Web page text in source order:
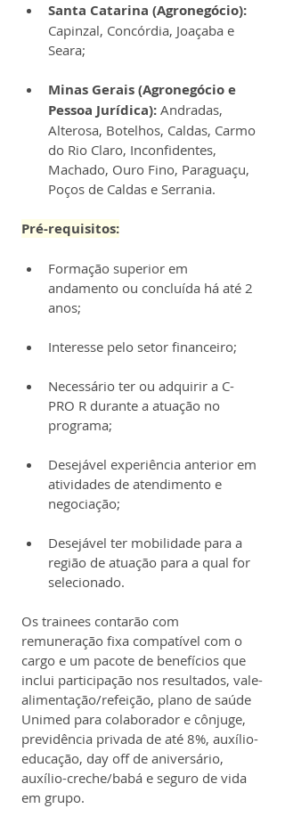
Santa Catarina (Agronegócio):
Capinzal, Concórdia, Joaçaba e
Seara;
Minas Gerais (Agronegócio e
Pessoa Jurídica): Andradas,
Alterosa, Botelhos, Caldas, Carmo
do Rio Claro, Inconfidentes,
Machado, Ouro Fino, Paraguaçu,
Poços de Caldas e Serrania.
Pré-requisitos:
Formação superior em
andamento ou concluída há até 2
anos;
Interesse pelo setor financeiro;
Necessário ter ou adquirir a C-
PRO R durante a atuação no
programa;
Desejável experiência anterior em
atividades de atendimento e
negociação;
Desejável ter mobilidade para a
região de atuação para a qual for
selecionado.
Os trainees contarão com
remuneração fixa compatível com o
cargo e um pacote de benefícios que
inclui participação nos resultados, vale-
alimentação/refeição, plano de saúde
Unimed para colaborador e cônjuge,
previdência privada de até 8%, auxílio-
educação, day off de aniversário,
auxílio-creche/babá e seguro de vida
em grupo.